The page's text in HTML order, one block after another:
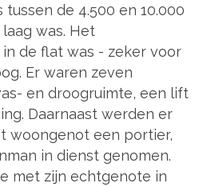
de 4.500 en 10.000
was. Het
de flat was - zeker voor
Er waren zeven
en droogruimte, een lift
Daarnaast werden er
woongenot een portier,
in dienst genomen.
met zijn echtgenote in